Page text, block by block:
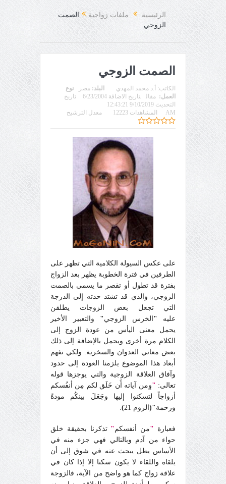
المفاجئ!
الرئيسية ملفات زواجية
الصمت
الزوجي
الصمت الزوجي
الكاتب: أ.د محمد المهدي البلد: مصر
نوع
العمل: مقال تاريخ الاضافة 6/23/2004
تاريخ
التحديث 9/10/2019 12:43:21
AM
المشاهدات 12223 معدل الترشيح
على عكس السيولة الكلامية التي تظهر على
الطرفين في فترة الخطوبة يظهر بعد الزواج
بفترة قد تطول أو تقصر ما يسمى بالصمت
الزوجي، والذي قد تشتد حدته إلى الدرجة
التي تجعل بعض الزوجات يطلقن
عليه " الخرس الزوجي" والتعبير الأخير
يحمل معنى اليأس من عودة الزوج إلى
الكلام مرة أخرى ويحمل بالإضافة إلى ذلك
بعض معاني العدوان والسخرية. ولكي نفهم
أبعاد هذا الموضوع يلزمنا العودة إلى حدود
وآفاق العلاقة الزوجية والتي يوجزها قوله
تعالى: "وِمن آياته أَن خَلَق لكم مِن أنفُسكم
أزواجاً لتسكنوا إليها وجَعَلَ بينكُم مودةً
ورحمة"( الروم 21 )
.
فعبارة "من أنفسكم" تذكرنا بحقيقة خلق
حواء من آدم وبالتالي فهي جزء منه في
الأساس يظل يبحث عنه في شوق إلى أن
يلقاه واللقاء لا يكون سكنا إلا إذا كان في
علاقة زواج كما هو واضح من الآية، فالزوجة